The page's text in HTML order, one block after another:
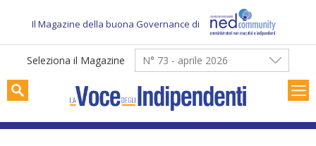
content
Il Magazine della buona Governance di
Seleziona il Magazine N° 73 - aprile 2026